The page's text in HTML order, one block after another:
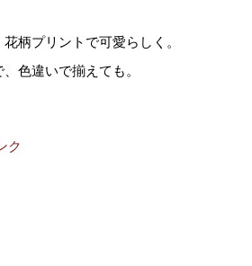
柄プリントで可愛らしく。
色違いで揃えても。
ク